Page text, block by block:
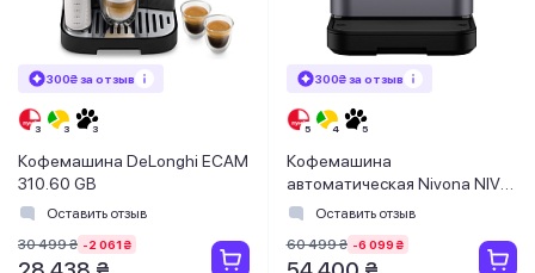
300₴ за отзыв
Кофемашина DeLonghi ECAM
310.60 GB
Оставить отзыв
30 499 ₴ -2 061 ₴
300₴ за отзыв
Кофемашина
автоматическая Nivona NIVO
8107Оставить отзыв
60 499 ₴ -6 099 ₴